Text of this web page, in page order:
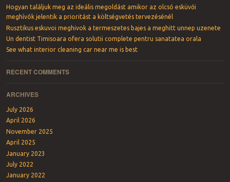
Hogyan találjuk meg az ideális megoldást amikor az olcsó esküvői
meghívók jelentik a prioritást a költségvetés tervezésénél
Rusztikus eskuvoi meghivok a termeszetes bajes a meghitt unnep uzenete
Un dentist Timisoara ofera solutii complete pentru sanatatea orala
See what interior cleaning car near me is best
RECENT COMMENTS
ARCHIVES
July 2026
April 2026
November 2025
April 2025
January 2023
July 2022
January 2022